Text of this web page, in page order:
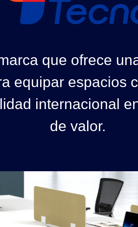
que ofrece
equipar espacios
internacional
de valor.